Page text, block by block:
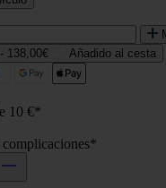
138,00€ Añadido al cesta
10 €*